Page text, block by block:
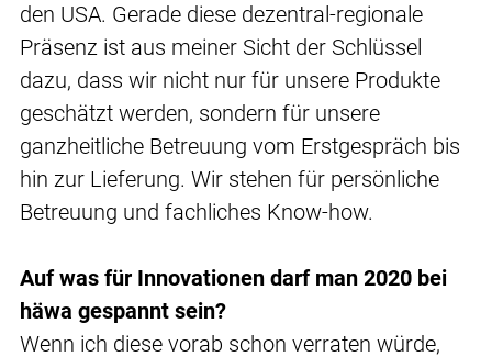
den USA. Gerade diese dezentral-regionale
Präsenz ist aus meiner Sicht der Schlüssel
dazu, dass wir nicht nur für unsere Produkte
geschätzt werden, sondern für unsere
ganzheitliche Betreuung vom Erstgespräch bis
hin zur Lieferung. Wir stehen für persönliche
Betreuung und fachliches Know-how.
Auf was für Innovationen darf man 2020 bei
häwa gespannt sein?
Wenn ich diese vorab schon verraten würde,